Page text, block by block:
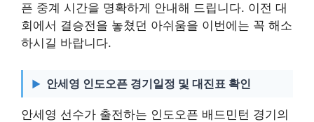
픈 중계 시간을 명확하게 안내해 드립니다. 이전 대
회에서 결승전을 놓쳤던 아쉬움을 이번에는 꼭 해소
하시길 바랍니다.
안세영 인도오픈 경기일정 및 대진표 확인
안세영 선수가 출전하는 인도오픈 배드민턴 경기의